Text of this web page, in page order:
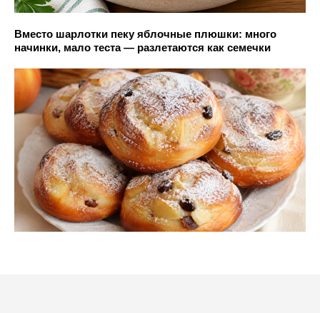
Вместо шарлотки пеку яблочные плюшки: много
начинки, мало теста — разлетаются как семечки